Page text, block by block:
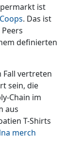
ist
. Das ist
definierten
Fall vertreten
sein, die
Chain im
aus
T-Shirts
merch